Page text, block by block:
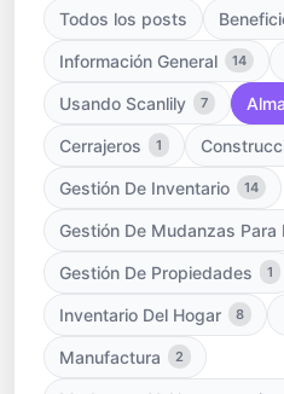
Todos los posts
Información General 14
Usando Scanlily 7
Cerrajeros 1
Gestión De Inventario 14
Gestión De Mudanzas Para
Gestión De Propiedades 1
Inventario Del Hogar 8
Manufactura 2